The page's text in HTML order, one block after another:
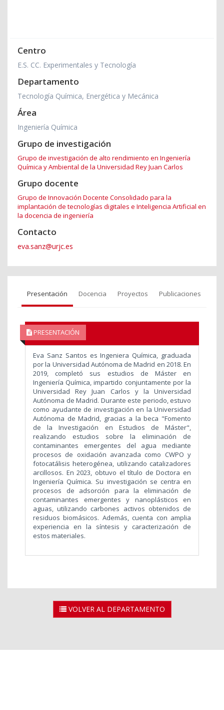
Centro
E.S. CC. Experimentales y Tecnología
Departamento
Tecnología Química, Energética y Mecánica
Área
Ingeniería Química
Grupo de investigación
Grupo de investigación de alto rendimiento en Ingeniería
Química y Ambiental de la Universidad Rey Juan Carlos
Grupo docente
Grupo de Innovación Docente Consolidado para la
implantación de tecnologías digitales e Inteligencia Artificial en
la docencia de ingeniería
Contacto
eva.sanz@urjc.es
Presentación Docencia Proyectos Publicaciones
PRESENTACIÓN
Eva Sanz Santos es Ingeniera Química, graduada
por la Universidad Autónoma de Madrid en 2018. En
2019, completó sus estudios de Máster en
Ingeniería Química, impartido conjuntamente por la
Universidad Rey Juan Carlos y la Universidad
Autónoma de Madrid. Durante este periodo, estuvo
como ayudante de investigación en la Universidad
Autónoma de Madrid, gracias a la beca "Fomento
de la Investigación en Estudios de Máster",
realizando estudios sobre la eliminación de
contaminantes emergentes del agua mediante
procesos de oxidación avanzada como CWPO y
fotocatálisis heterogénea, utilizando catalizadores
arcillosos. En 2023, obtuvo el título de Doctora en
Ingeniería Química. Su investigación se centra en
procesos de adsorción para la eliminación de
contaminantes emergentes y nanoplásticos en
aguas, utilizando carbones activos obtenidos de
residuos biomásicos. Además, cuenta con amplia
experiencia en la síntesis y caracterización de
estos materiales.
VOLVER AL DEPARTAMENTO